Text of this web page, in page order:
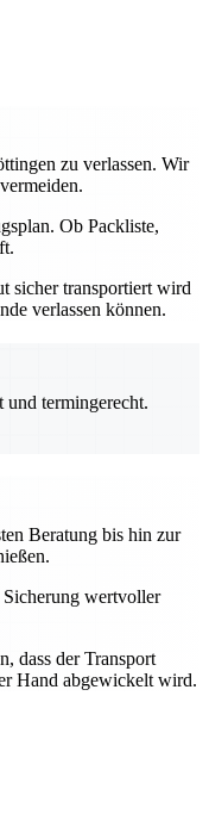
zu verlassen. Wir
Ob Packliste,
sicher transportiert wird
verlassen können.
und termingerecht.
Beratung bis hin zur
Sicherung wertvoller
dass der Transport
Hand abgewickelt wird.